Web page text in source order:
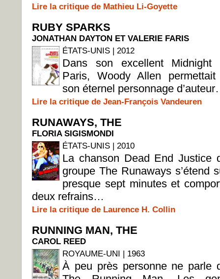
Lire la critique de Mathieu Li-Goyette
RUBY SPARKS
JONATHAN DAYTON ET VALERIE FARIS
ÉTATS-UNIS | 2012
Dans son excellent Midnight
Paris, Woody Allen
son éternel personnage
Lire la critique de Jean-François Vandeuren
RUNAWAYS, THE
FLORIA SIGISMONDI
ÉTATS-UNIS | 2010
La chanson Dead End Justice
groupe The Runaways s’étend
presque sept minutes et
deux refrains…
Lire la critique de Laurence H. Collin
RUNNING MAN, THE
CAROL REED
ROYAUME-UNI | 1963
À peu près personne ne parle